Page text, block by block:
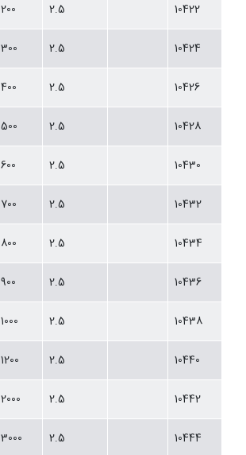
200 2.5 10422
300 2.5 10424
400 2.5 10426
500 2.5 10428
600 2.5 10430
700 2.5 10432
800 2.5 10434
900 2.5 10436
1000 2.5 10438
1200 2.5 10440
2000 2.5 10442
3000 2.5 10444